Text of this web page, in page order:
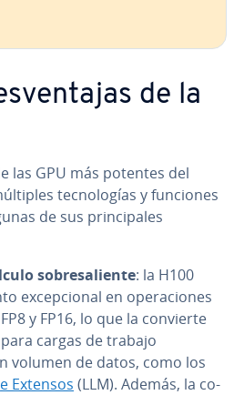
de la
las GPU más potentes del
te­c­no­lo­gías y funciones
de sus pri­n­ci­pa­les
so­bre­sa­lie­n­te: la H100
ex­ce­p­cio­nal en ope­ra­cio­nes
y FP16, lo que la convierte
cargas de trabajo
volumen de datos, como los
Extensos (LLM). Además, la co­